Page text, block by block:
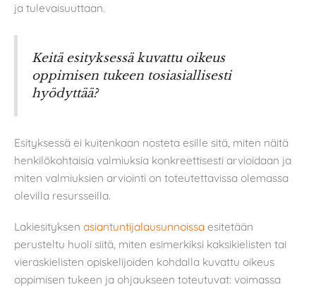
ja tulevaisuuttaan.
Keitä esityksessä kuvattu oikeus
oppimisen tukeen tosiasiallisesti
hyödyttää?
Esityksessä ei kuitenkaan nosteta esille sitä, miten näitä
henkilökohtaisia valmiuksia konkreettisesti arvioidaan ja
miten valmiuksien arviointi on toteutettavissa olemassa
olevilla resursseilla.
Lakiesityksen asiantuntijalausunnoissa esitetään
perusteltu huoli siitä, miten esimerkiksi kaksikielisten tai
vieraskielisten opiskelijoiden kohdalla kuvattu oikeus
oppimisen tukeen ja ohjaukseen toteutuvat: voimassa